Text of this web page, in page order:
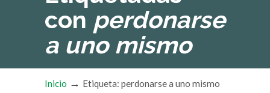
con perdonarse
a uno mismo
Inicio → Etiqueta: perdonarse a uno mismo